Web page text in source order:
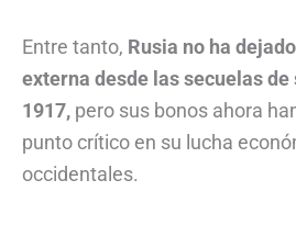
Entre tanto, Rusia no ha
externa desde las secuelas
1917, pero sus bonos ahora
punto crítico en su lucha
occidentales.